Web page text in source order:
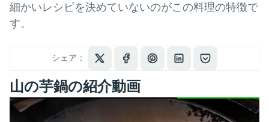
細かいレシピを決めていないのがこの料理の特徴で
す。
シェア：
山の芋鍋の紹介動画